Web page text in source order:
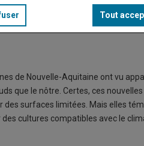
suivant un gradient NE/
de Nouvelle-Aquitaine ont vu
que le nôtre. Certes, ces
surfaces limitées. Mais elles
cultures compatibles avec le
Tout